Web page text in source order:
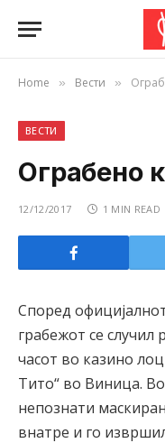
Home » Вести »
ВЕСТИ
Ограбено
12/12/2017 1 MIN READ
Според
грабежот се случил
часот во казино
Тито“ во Виница.
непознати
внатре и го